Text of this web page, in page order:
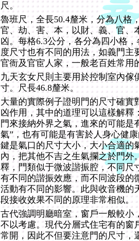
尺。
魯班尺，全長50.4釐米，分為八格
官、劫、害、本，以財、義、官、
凶。每格6.3公分，各分為四小格
度尺寸也有不同的用法，如義門主
官衙及官宦人家，一般老百姓常用
九天玄女尺則主要用於控制室內傢
寸。尺長46.8釐米。
大量的實際例子證明門的尺寸確實
凶作用，其中的道理可以這樣解釋
門來接納外界之氣，進來的可能是
氣”，也有可能是有害於人身心健
鍵是氣口的尺寸大小，大小合適的
內，把其他不吉之生氣攔之於門外
釋，門類似于微波諧振腔，不同尺
有不同的諧振效應，而不同波段的
活動有不同的影響。此與收音機的
段接收效果不同的原理非常相似。
古代強調明廳暗室，窗戶一般較小
不以考慮。現代分層式住宅有的窗
常開，因此不但要注意門的尺寸，